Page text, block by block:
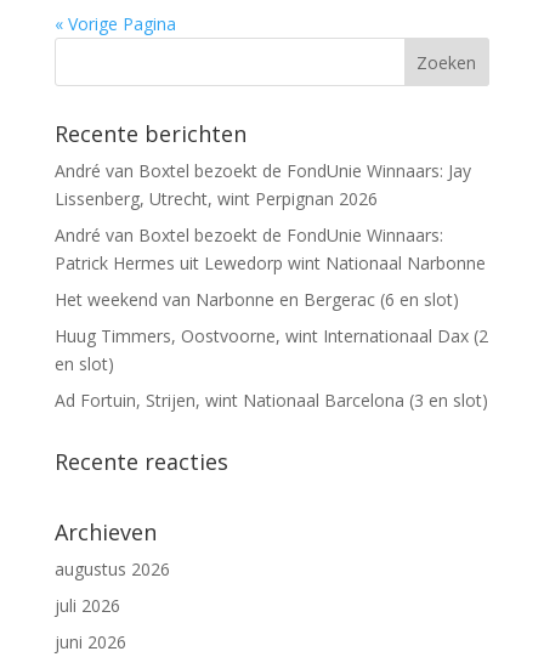
« Vorige Pagina
Recente berichten
André van Boxtel bezoekt de FondUnie Winnaars: Jay
Lissenberg, Utrecht, wint Perpignan 2026
André van Boxtel bezoekt de FondUnie Winnaars:
Patrick Hermes uit Lewedorp wint Nationaal Narbonne
Het weekend van Narbonne en Bergerac (6 en slot)
Huug Timmers, Oostvoorne, wint Internationaal Dax (2
en slot)
Ad Fortuin, Strijen, wint Nationaal Barcelona (3 en slot)
Recente reacties
Archieven
augustus 2026
juli 2026
juni 2026